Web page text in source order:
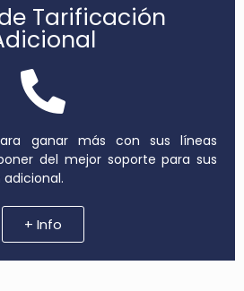
Tarificación
ganar más con sus líneas
del mejor soporte para sus
+ Info